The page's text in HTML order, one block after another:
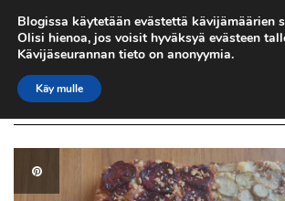
content
IN
kulinaristinen sydän italiassa
Navigation
Blogissa käytetään evästettä kävijämäärien
Olisi hienoa, jos voisit hyväksyä evästeen
Kävijäseurannan tieto on anonyymia.
Käy mulle